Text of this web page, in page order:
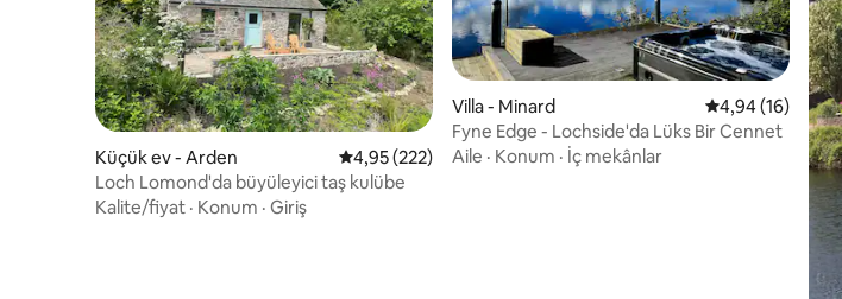
Küçük ev - Arden 5 üzerinden ortalama 4,95 puan, 222 değerlendirme
4,95 (222)
Loch Lomond'da büyüleyici taş kulübe
Kalite/fiyat · Konum · Giriş
Villa - Minard 5 üzerinden
4,94 (16)
Fyne Edge - Lochside'da Lüks Bir Cennet
Aile · Konum · İç mekânlar